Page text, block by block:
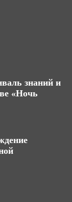
знаний и
«Ночь